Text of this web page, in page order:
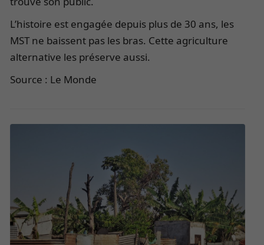
L’histoire est engagée depuis plus de 30 ans, les
MST ne baissent pas les bras. Cette agriculture
alternative les préserve aussi.
Source : Le Monde